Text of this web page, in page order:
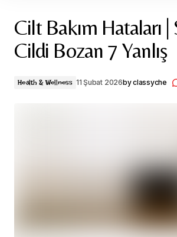
Cilt Bakım Hataları |
Cildi Bozan 7 Yanlış
Health & Wellness 11 Şubat 2026byclassyche